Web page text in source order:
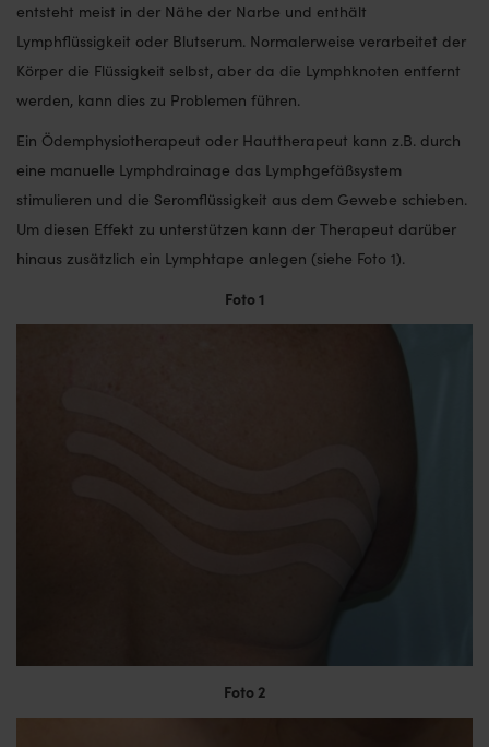
entsteht meist in der Nähe der Narbe und enthält
Lymphflüssigkeit oder Blutserum. Normalerweise verarbeitet der
Körper die Flüssigkeit selbst, aber da die Lymphknoten entfernt
werden, kann dies zu Problemen führen.
Ein Ödemphysiotherapeut oder Hauttherapeut kann z.B. durch
eine manuelle Lymphdrainage das Lymphgefäßsystem
stimulieren und die Seromflüssigkeit aus dem Gewebe schieben.
Um diesen Effekt zu unterstützen kann der Therapeut darüber
hinaus zusätzlich ein Lymphtape anlegen (siehe Foto 1).
Foto 1
Foto 2